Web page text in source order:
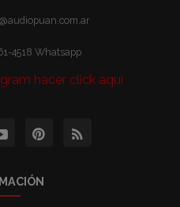
4518 Whatsapp
hacer click aqui